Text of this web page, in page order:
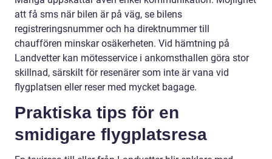
att få sms när bilen är på väg, se bilens
registreringsnummer och ha direktnummer till
chauffören minskar osäkerheten. Vid hämtning på
Landvetter kan mötesservice i ankomsthallen göra stor
skillnad, särskilt för resenärer som inte är vana vid
flygplatsen eller reser med mycket bagage.
Praktiska tips för en
smidigare flygplatsresa